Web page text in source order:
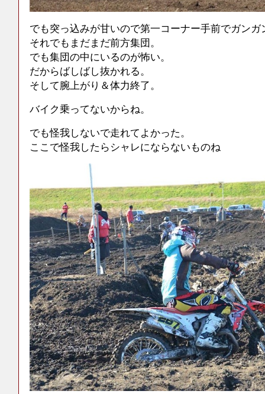
でも突っ込みが甘いので第一コーナー手前でガンガ
それでもまだまだ前方集団。
でも集団の中にいるのが怖い。
だからばしばし抜かれる。
そして腕上がり＆体力終了。
バイク乗ってないからね。
でも怪我しないで走れてよかった。
ここで怪我したらシャレにならないものね